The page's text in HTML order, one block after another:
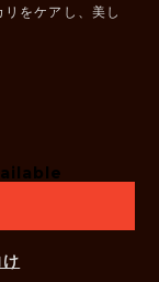
をケアし、美し